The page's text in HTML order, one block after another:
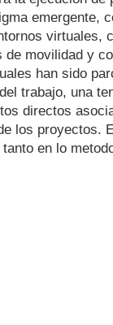
emergente,
virtuales,
movilidad y
han sido
trabajo, una
directos
los proyectos.
en lo